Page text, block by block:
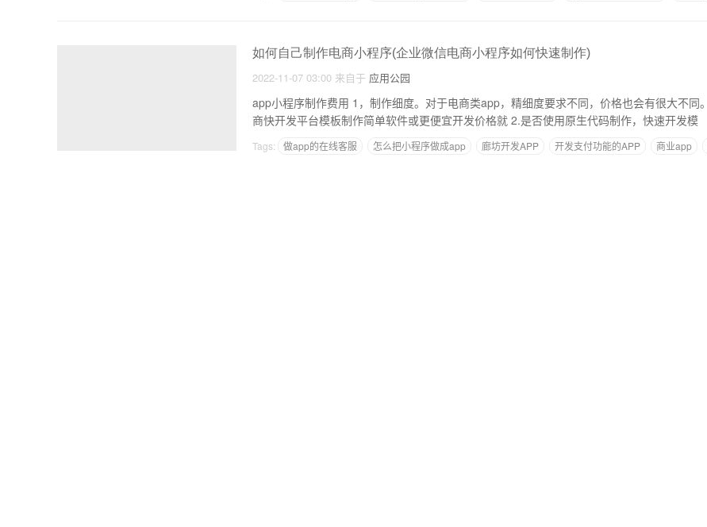
如何自己制作电商小程序(企业微信电商小程序如何快速制作)
2022-11-07 03:00 来自于 应用公园
app小程序制作费用 1，制作细度。对于电商类app，精细度要求不同，价格也会有很大不同。如果你占了便宜电
商快开发平台模板制作简单软件或更便宜开发价格就 2.是否使用原生代码制作，快速开发模
Tags: 做app的在线客服 怎么把小程序做成app 廊坊开发APP 开发支付功能的APP 商业app